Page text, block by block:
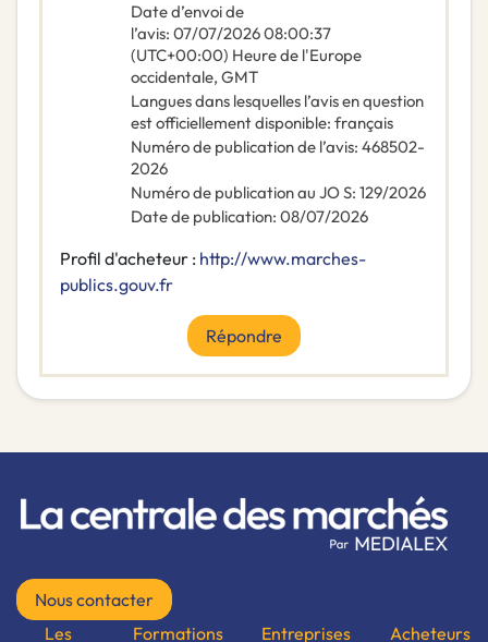
Date d’envoi de
l’avis: 07/07/202608:00:37
(UTC+00:00) Heure de l'Europe
occidentale, GMT
Langues dans lesquelles l’avis en question
est officiellement disponible: français
Numéro de publication de l’avis: 468502-
2026
Numéro de publication au JO S: 129/2026
Date de publication: 08/07/2026
Profil d'acheteur : http://www.marches-
publics.gouv.fr
Répondre
Nous contacter
Les
Formations Entreprises Acheteurs